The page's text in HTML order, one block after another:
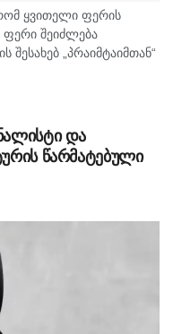
ყვითელი ფერის
ფერი შეიძლება
„პრაიმტაიმთან“
ირაკლი არაბული
იყოს...
და
წარმატებული